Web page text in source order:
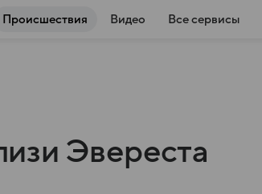
Происшествия Видео Все сервисы
Эвереста